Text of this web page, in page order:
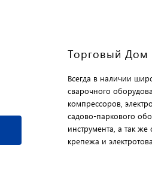
Торговый Дом
Всегда в наличии
сварочного
компрессоров,
садово-паркового
инструмента, а так же
крепежа и